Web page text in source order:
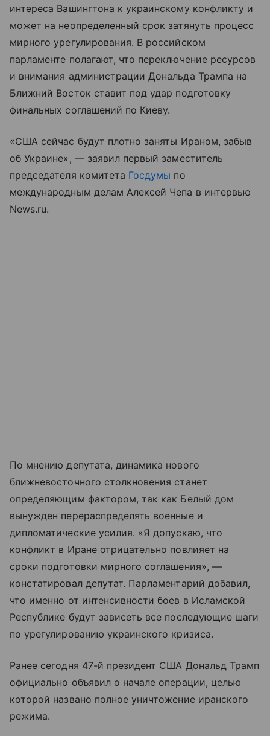
интереса Вашингтона к украинскому конфликту и
может на неопределенный срок затянуть процесс
мирного урегулирования. В российском
парламенте полагают, что переключение ресурсов
и внимания администрации Дональда Трампа на
Ближний Восток ставит под удар подготовку
финальных соглашений по Киеву.
«США сейчас будут плотно заняты Ираном, забыв
об Украине», — заявил первый заместитель
председателя комитета Госдумы по
международным делам Алексей Чепа в интервью
News.ru.
По мнению депутата, динамика нового
ближневосточного столкновения станет
определяющим фактором, так как Белый дом
вынужден перераспределять военные и
дипломатические усилия. «Я допускаю, что
конфликт в Иране отрицательно повлияет на
сроки подготовки мирного соглашения», —
констатировал депутат. Парламентарий добавил,
что именно от интенсивности боев в Исламской
Республике будут зависеть все последующие шаги
по урегулированию украинского кризиса.
Ранее сегодня 47-й президент США Дональд Трамп
официально объявил о начале операции, целью
которой названо полное уничтожение иранского
режима.